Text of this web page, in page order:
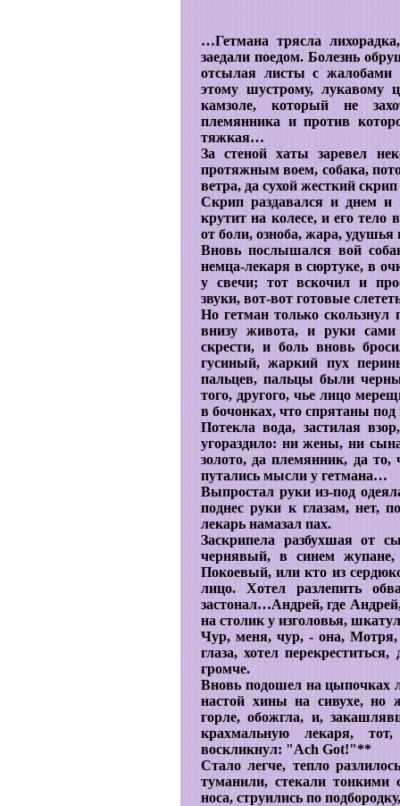
…Гетмана трясла
заедали поедом. Болезнь
отсылая листы с жалобами
этому шустрому, лукавому
камзоле, который не
племянника и против
тяжкая…
За стеной хаты заревел
протяжным воем, собака,
ветра, да сухой жесткий
Скрип раздавался и днем и
крутит на колесе, и его тело
от боли, озноба, жара,
Вновь послышался вой
немца-лекаря в сюртуке, в
у свечи; тот вскочил и
звуки, вот-вот готовые
Но гетман только скользнул
внизу живота, и руки сами
скрести, и боль вновь
гусиный, жаркий пух
пальцев, пальцы были
того, другого, чье лицо
в бочонках, что спрятаны
Потекла вода, застилая
угораздило: ни жены, ни
золото, да племянник, да
путались мысли у гетмана…
Выпростал руки из-под
поднес руки к глазам, нет,
лекарь намазал пах.
Заскрипела разбухшая от
чернявый, в синем жупане,
Покоевый, или кто из
лицо. Хотел разлепить
застонал…Андрей, где
на столик у изголовья,
Чур, меня, чур, - она, Мотря,
глаза, хотел
громче.
Вновь подошел на цыпочках
настой хины на сивухе, но
горле, обожгла, и,
крахмальную лекаря,
воскликнул: "Ach Got!"**
Стало легче, тепло
туманили, стекали
носа, струились по